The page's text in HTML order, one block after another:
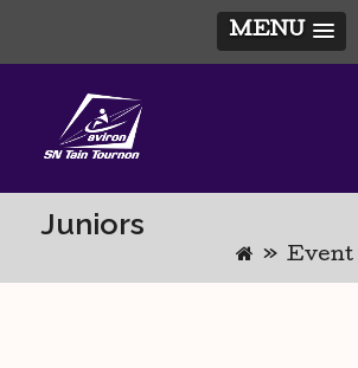
MENU
Juniors
» Event